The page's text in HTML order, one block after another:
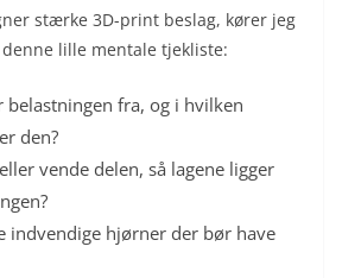
stærke 3D-print beslag, kører jeg
lille mentale tjekliste:
fra, og i hvilken
den?
vende delen, så lagene ligger
indvendige hjørner der bør have